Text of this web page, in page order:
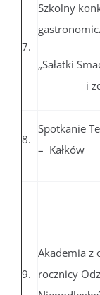
7.
Szkolny
„Sałatki
i
8.
Spotkanie
– Kałków
9.
Akademia z
rocznicy